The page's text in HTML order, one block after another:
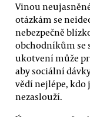
Vinou
otázkám se
nebezpečně
obchodníkům se
ukotvení může
aby sociální
vědí nejlépe, kdo
nezaslouží.